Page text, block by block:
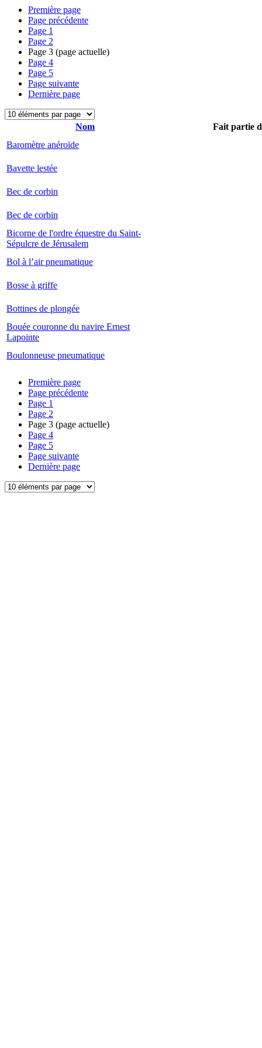
Première page
Page précédente
Page 1
Page 2
Page 3 (page actuelle)
Page 4
Page 5
Page suivante
Dernière page
Nom
Fait partie
Baromètre anéroïde
Bavette lestée
Bec de corbin
Bec de corbin
Bicorne de l'ordre équestre du Saint-
Sépulcre de Jérusalem
Bol à l’air pneumatique
Bosse à griffe
Bottines de plongée
Bouée couronne du navire Ernest
Lapointe
Boulonneuse pneumatique
Première page
Page précédente
Page 1
Page 2
Page 3 (page actuelle)
Page 4
Page 5
Page suivante
Dernière page